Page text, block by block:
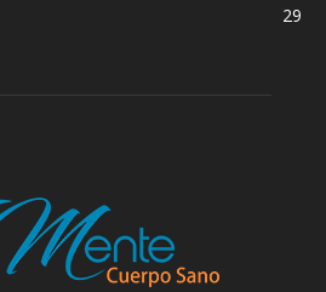
29